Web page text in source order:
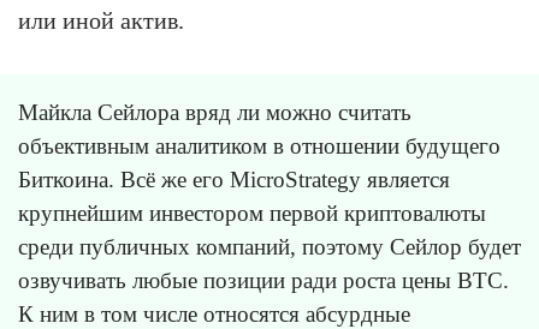
или иной актив.
Майкла Сейлора вряд ли можно считать
объективным аналитиком в отношении будущего
Биткоина. Всё же его MicroStrategy является
крупнейшим инвестором первой криптовалюты
среди публичных компаний, поэтому Сейлор будет
озвучивать любые позиции ради роста цены BTC.
К ним в том числе относятся абсурдные